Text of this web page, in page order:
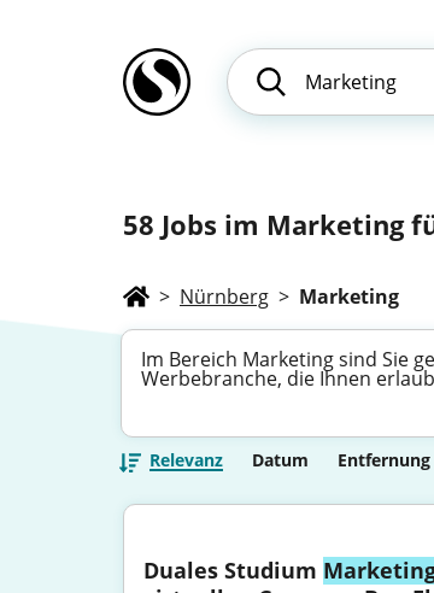
58 Jobs im Marketing
> Nürnberg > Marketing
Im Bereich Marketing sind Sie
Werbebranche, die Ihnen
Relevanz Datum Entfernung
Duales Studium